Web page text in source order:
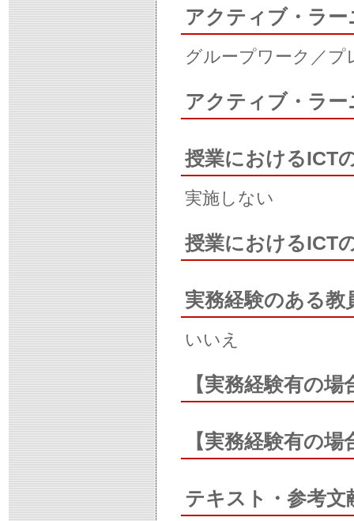
アクティブ・ラ
グループワーク／
アクティブ・ラ
授業におけるICT
実施しない
授業におけるICT
実務経験のある教
いいえ
【実務経験有の
【実務経験有の
テキスト・参考文